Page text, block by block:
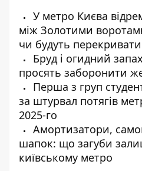
У метро Києва
між Золотими
чи будуть перекривати
Бруд і огидний
просять заборонити
Перша з груп
за штурвал потягів
2025-го
Амортизатори,
шапок: що загуби
київському метро